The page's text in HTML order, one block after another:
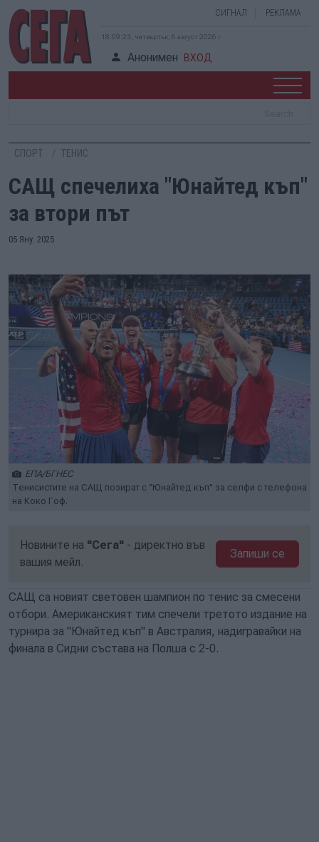
СИГНАЛ РЕКЛАМА
18:09:24, четвъртък, 6 август 2026 г.
Анонимен ВХОД
СПОРТ ТЕНИС
САЩ спечелиха "Юнайтед къп"
за втори път
05 Яну. 2025
ЕПА/БГНЕС
Тенисистите на САЩ позират с "Юнайтед къп" за селфи с телефона
на Коко Гоф.
Новините на "Сега" - директно във
вашия мейл.
Запиши се
САЩ са новият световен шампион по тенис за смесени
отбори. Американският тим спечели третото издание на
турнира за "Юнайтед къп" в Австралия, надигравайки на
финала в Сидни състава на Полша с 2-0.